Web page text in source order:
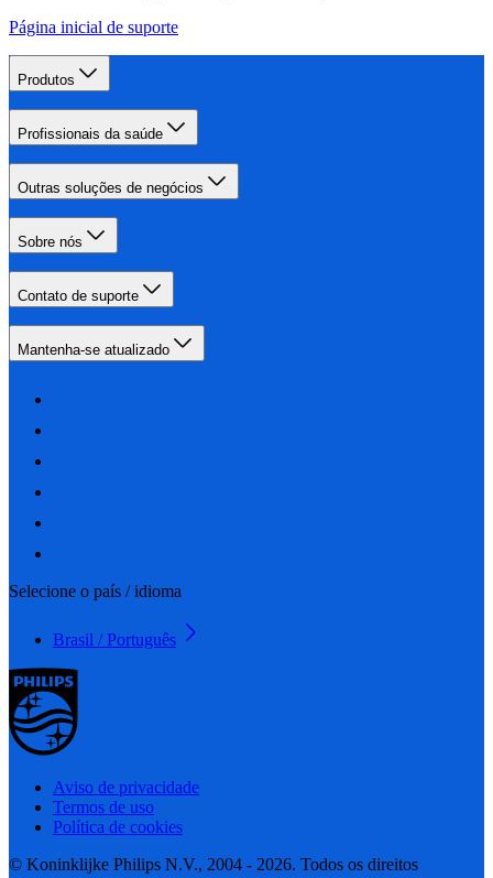
Página inicial de suporte
Produtos
Profissionais da saúde
Outras soluções de negócios
Sobre nós
Contato de suporte
Mantenha-se atualizado
Selecione o país / idioma
Brasil / Português
Aviso de privacidade
Termos de uso
Política de cookies
© Koninklijke Philips N.V., 2004 - 2026. Todos os direitos